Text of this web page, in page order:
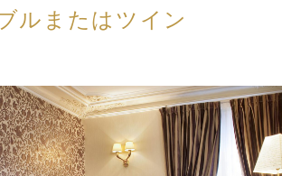
ルまたはツイン